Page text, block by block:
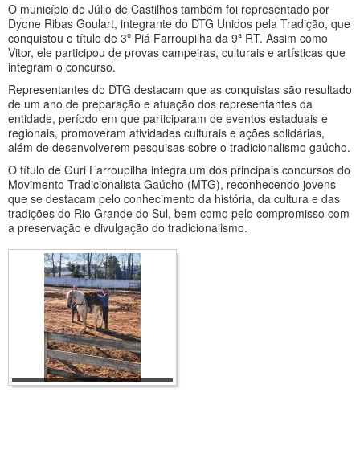
O município de Júlio de Castilhos também foi representado por
Dyone Ribas Goulart, integrante do DTG Unidos pela Tradição, que
conquistou o título de 3º Piá Farroupilha da 9ª RT. Assim como
Vitor, ele participou de provas campeiras, culturais e artísticas que
integram o concurso.
Representantes do DTG destacam que as conquistas são resultado
de um ano de preparação e atuação dos representantes da
entidade, período em que participaram de eventos estaduais e
regionais, promoveram atividades culturais e ações solidárias,
além de desenvolverem pesquisas sobre o tradicionalismo gaúcho.
O título de Guri Farroupilha integra um dos principais concursos do
Movimento Tradicionalista Gaúcho (MTG), reconhecendo jovens
que se destacam pelo conhecimento da história, da cultura e das
tradições do Rio Grande do Sul, bem como pelo compromisso com
a preservação e divulgação do tradicionalismo.